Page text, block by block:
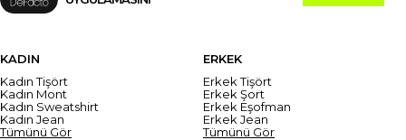
KADIN
Kadın Tişört
Kadın Mont
Kadın Sweatshirt
Kadın Jean
Tümünü Gör
ERKEK
Erkek Tişört
Erkek Şort
Erkek Eşofman
Erkek Jean
Tümünü Gör